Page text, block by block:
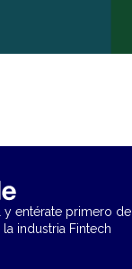
y entérate primero de
industria Fintech